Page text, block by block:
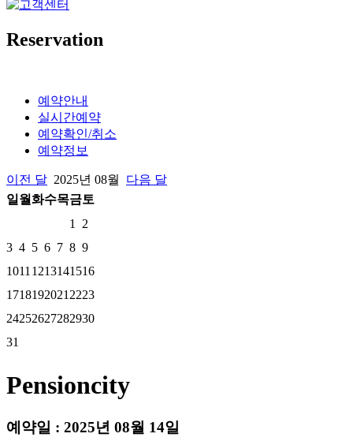
Reservation
예약안내
실시간예약
예약확인/취소
예약정보
이전 달 2025년 08월
다음 달
일 월화수목금토
1
2
3 4 5 6 7 8 9
1011 1213141516
1718192021 2223
24252627282930
31
Pensioncity
예약일 : 2025년 08월 14일